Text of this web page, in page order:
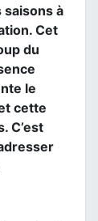
saisons à
Cet
du
le
cette
C’est